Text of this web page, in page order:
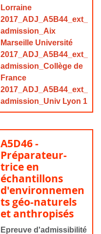
Lorraine
2017_ADJ_A5B44_ext_
admission_Aix
Marseille Université
2017_ADJ_A5B44_ext_
admission_Collège de
France
2017_ADJ_A5B44_ext_
admission_Univ Lyon 1
A5D46 -
Préparateur-
trice en
échantillons
d'environnemen
ts géo-naturels
et anthropisés
Epreuve d'admissibilité